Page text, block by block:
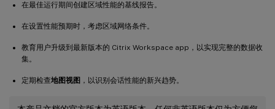
在最佳运行期间创建区域性能的基线报告。
在设置性能预期时，考虑区域网络条件。
教育用户升级到最新版本的 Citrix Workspace app，以实现完整的数据收
集。
定期检查地图视图 ，以识别会话性能的新兴趋势。